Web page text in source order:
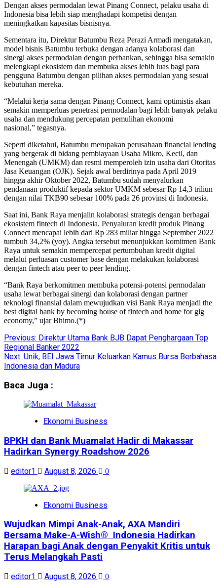
Dengan akses permodalan lewat Pinang Connect, pelaku usaha di
Indonesia bisa lebih siap menghadapi kompetisi dengan
meningkatkan kapasitas bisnisnya.
Sementara itu, Direktur Batumbu Reza Perazi Armadi mengatakan,
model bisnis Batumbu terbuka dengan adanya kolaborasi dan
sinergi akses permodalan dengan perbankan, sehingga bisa semakin
melengkapi ekosistem dan membuka akses lebih luas bagi para
pengguna Batumbu dengan pilihan akses permodalan yang sesuai
kebutuhan mereka.
“Melalui kerja sama dengan Pinang Connect, kami optimistis akan
semakin memperluas penetrasi permodalan bagi lebih banyak pelaku
usaha dan mendukung percepatan pemulihan ekonomi
nasional,” tegasnya.
Seperti diketahui, Batumbu merupakan perusahaan financial lending
yang bergerak di bidang pembiayaan Usaha Mikro, Kecil, dan
Menengah (UMKM) dan resmi memperoleh izin usaha dari Otoritas
Jasa Keuangan (OJK). Sejak awal berdirinya pada April 2019
hingga akhir Oktober 2022, Batumbu sudah menyalurkan
pendanaan produktif kepada sektor UMKM sebesar Rp 14,3 triliun
dengan nilai TKB90 sebesar 100% pada 26 provinsi di Indonesia.
Saat ini, Bank Raya menjalin kolaborasi strategis dengan berbagai
ekosistem fintech di Indonesia. Penyaluran kredit produk Pinang
Connect mencapai lebih dari Rp 283 miliar hingga September 2022
tumbuh 34,2% (yoy). Angka tersebut menunjukkan komitmen Bank
Raya untuk semakin mempercepat pertumbuhan kredit digital
melalui perluasan customer base dengan melakukan kolaborasi
dengan fintech atau peer to peer lending.
“Bank Raya berkomitmen membuka potensi-potensi permodalan
usaha lewat berbagai sinergi dan kolaborasi dengan partner
teknologi finansial dalam mewujudkan visi Bank Raya menjadi the
best digital bank by becoming house of fintech and home for gig
economy,” ujar Bhimo.(*)
Post
navigation
Previous: Direktur Utama Bank BJB Dapat Penghargaan Top
Regional Banker 2022
Next: Unik, BEI Jawa Timur Keluarkan Kamus Bursa Berbahasa
Indonesia dan Madura
Baca Juga :
Ekonomi Business
BPKH dan Bank Muamalat Hadir di Makassar
Hadirkan Synergy Roadshow 2026
editor1 August 8, 2026 0
Ekonomi Business
Wujudkan Mimpi Anak-Anak, AXA Mandiri
Bersama Make-A-Wish® Indonesia Hadirkan
Harapan bagi Anak dengan Penyakit Kritis untuk
Terus Melangkah Pasti
editor1 August 8, 2026 0